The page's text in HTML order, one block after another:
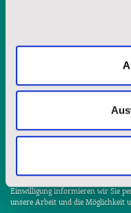
Einwilligung informieren wir Sie
unsere Arbeit und die Möglichkeit